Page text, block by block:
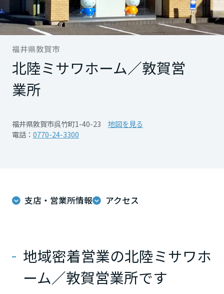
テクノロジー（住まいの性能）
建築事例・建築実例
デザイナーズギャラリー
インテリア
住まいづくりガイド
買う
スムストック検索
売る [MISAWA RELAY]
賃貸併用住宅
店舗・各種施設
土地活用モデルルーム見学
土地活用実例
医療・介護・子育て・障がい福祉施設
土地活用の基礎から長期安定経営を目指すオーナー様まで、賃貸経営
に役立つ多彩な情報を幅広くお届けします。
ホームラウンジ 土地活用・賃貸経営
ミサワリフォームとは
リフォームの流れ
リフォームメニュー
リフォーム事例
事業用
これからリフォームをご検討の方
実例動画や基礎知識、収納の工夫など、理想の住まいを叶えるリフォ
複合開発・投資開発
複合開発事業（ASMACI-アスマチ-）
再開発・官民連携事業
収益不動産・投資開発事業
オーナーサポート
サポートメニュー
住まいるりんぐ（ロングサポート）
アフターメンテナンス
ご相談窓口
企業・IR情報
企業・IR
ニュース
IR情報
展示
住まいのご相談
福井県敦賀市
北陸ミサワホーム／敦賀営
業所
福井県敦賀市呉竹町1-40-23
地図を見る
電話： 0770-24-3300
支店・営業所情報 アクセス
地域密着営業の北陸ミサワホ
ーム／敦賀営業所です
青森県
岩手県
関東
茨城県